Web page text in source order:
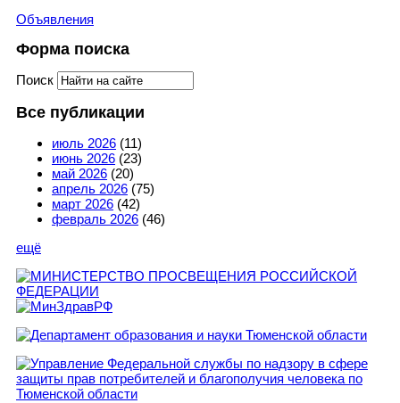
Объявления
Форма поиска
Поиск
Все публикации
июль 2026 (11)
июнь 2026 (23)
май 2026 (20)
апрель 2026 (75)
март 2026 (42)
февраль 2026 (46)
ещё